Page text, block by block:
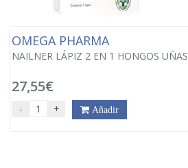
OMEGA PHARMA
NAILNER LÁPIZ 2 EN 1 HONGOS UÑAS
27,55€
- + Añadir